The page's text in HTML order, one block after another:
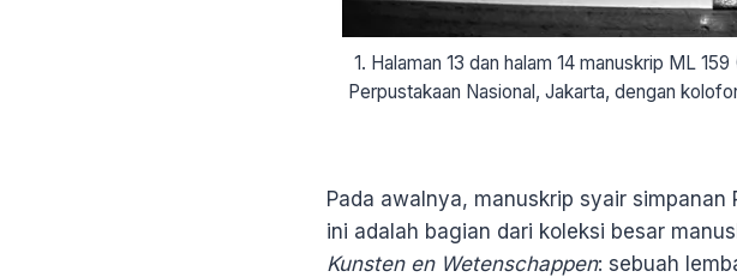
1. Halaman 13 dan halam 14 manuskrip ML
Perpustakaan Nasional, Jakarta, dengan
Pada awalnya, manuskrip syair simpanan
ini adalah bagian dari koleksi besar
Kunsten en Wetenschappen: sebuah